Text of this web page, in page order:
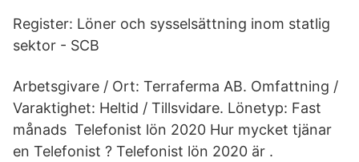
Register: Löner och sysselsättning inom statlig
sektor - SCB
Arbetsgivare / Ort: Terraferma AB. Omfattning /
Varaktighet: Heltid / Tillsvidare. Lönetyp: Fast
månads Telefonist lön 2020 Hur mycket tjänar
en Telefonist ? Telefonist lön 2020 är .